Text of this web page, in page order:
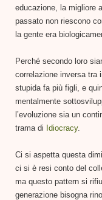
educazione, la migliore
passato non riescono
la gente era
Perché secondo loro
correlazione inversa tra
stupida fa più figli, e
mentalmente
l’evoluzione sia un
trama di Idiocracy.
Ci si aspetta questa
ci si è resi conto del
ma questo pattern si
generazione bisogna